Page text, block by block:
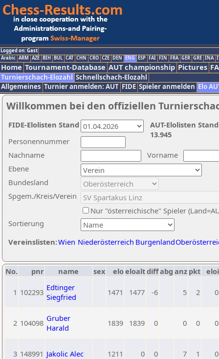
Logged on: Gast
Arabic ARM AZE BIH BUL CAT CHN CRO CZE DEN ENG ESP FAI FIN FRA GER GRE INA
Home Tournament-Database AUT championship Pictures
Turnierschach-Elozahl Schnellschach-Elozahl
Allgemeines Turnier anmelden: AUT FIDE Spieler anmelden Elo
Willkommen bei den offiziellen
Nachname
Vorname
Ebene
Sortierung
Personennummer
Bundesland
Spgem./Kreis/Verein
Nur "österreichische" Spieler
Vereinslisten:Wien Niederösterreich Burgenland
AUT-Elolisten
13.945
FIDE-Elolisten Stand
No. pnr name sex eloeloaltdiffabg anz pkt eloi
1 102293 Edtinger
Siegfried
1471 1477 -6 5 2 0
2 104098 Gruber
Harald
1839 1839 0 0 0 0
3 148991 Jakolic Alec 1211 0 0 7 1 0